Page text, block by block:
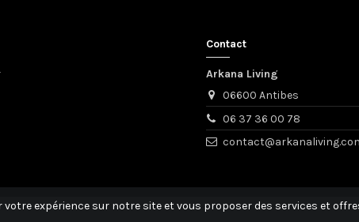
Contact
Arkana Living
06600 Antibes
06 37 36 00 78
expérience sur notre site et vous proposer des services et